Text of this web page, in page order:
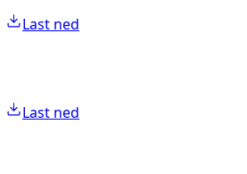
Last ned
Last ned